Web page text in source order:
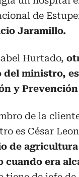
de
Jaramillo.
Hurtado,
del ministro,
y
de la
es César
de
cuando era